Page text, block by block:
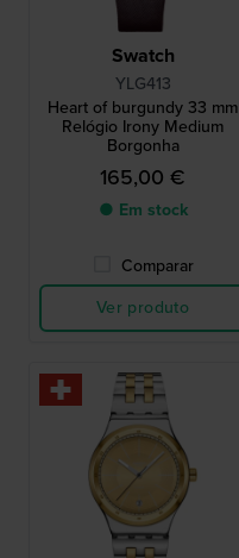
Swatch
YLG413
Heart of burgundy 33 mm
Relógio Irony Medium
Borgonha
165,00 €
● Em stock
Comparar
Ver produto